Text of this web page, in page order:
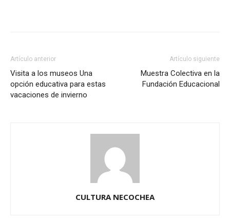
Artículo anterior
Visita a los museos Una
opción educativa para estas
vacaciones de invierno
Artículo siguiente
Muestra Colectiva en la
Fundación Educacional
CULTURA NECOCHEA